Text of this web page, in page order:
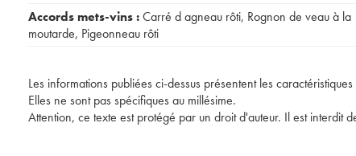
Accords mets-vins :Carré d agneau rôti, Rognon de veau à la
moutarde, Pigeonneau rôti
Les informations publiées ci-dessus présentent les
Elles ne sont pas spécifiques au millésime.
Attention, ce texte est protégé par un droit d'auteur. Il est